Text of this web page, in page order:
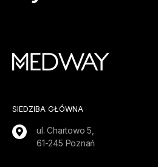
SIEDZIBA GŁÓWNA
ul. Chartowo 5,
61-245 Poznań